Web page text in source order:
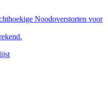
Noodoverstorten voor